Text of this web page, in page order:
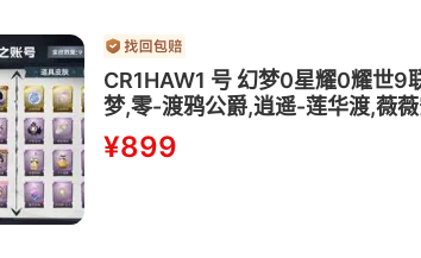
CR1HAW1 号 幻梦0星耀0耀世
梦,零-渡鸦公爵,逍遥-莲华渡,薇
¥899